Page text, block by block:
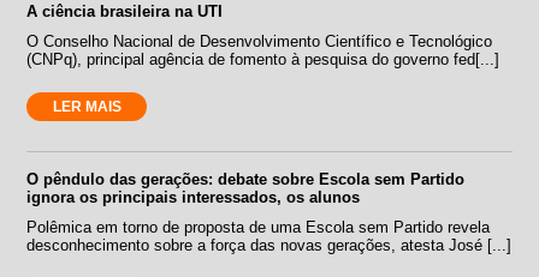
A ciência brasileira na UTI
O Conselho Nacional de Desenvolvimento Científico e Tecnológico
(CNPq), principal agência de fomento à pesquisa do governo fed[...]
LER MAIS
O pêndulo das gerações: debate sobre Escola sem Partido
ignora os principais interessados, os alunos
Polêmica em torno de proposta de uma Escola sem Partido revela
desconhecimento sobre a força das novas gerações, atesta José [...]